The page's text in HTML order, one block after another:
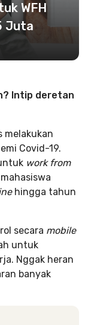
WFH
Juta
Intip deretan
melakukan
Covid-19.
work from
hingga tahun
secara mobile
untuk
Nggak heran
banyak